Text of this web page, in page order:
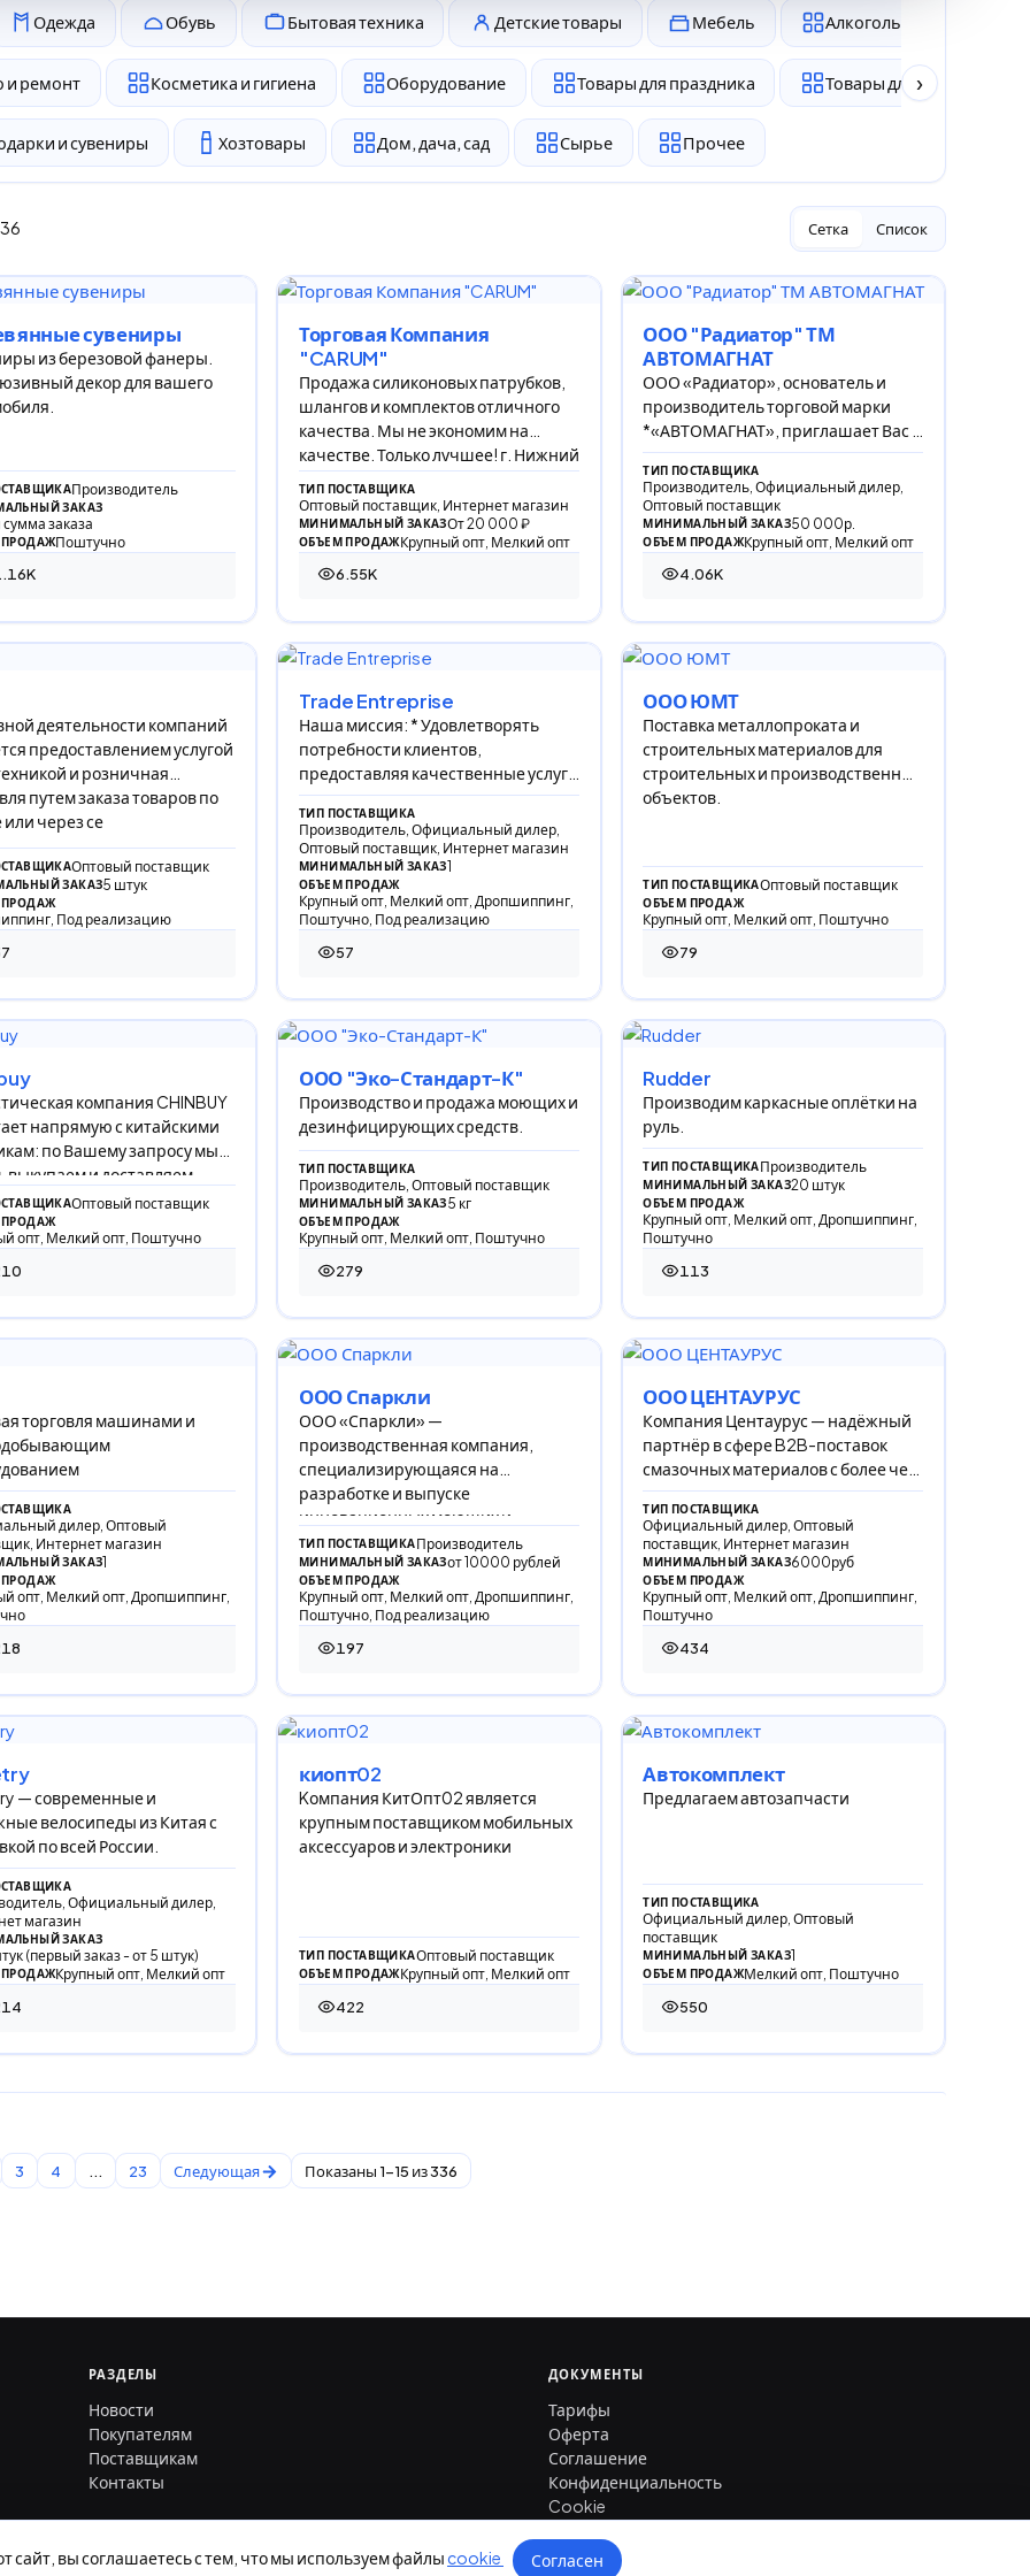
Одежда Обувь Бытовая техника Детские товары Мебель Алкоголь и табак
и ремонт Косметика и гигиена Оборудование Товары для праздника Товары для животных
и сувениры Хозтовары Дом, дача, сад Сырье Прочее
›
Сетка Список
сувениры
из березовой фанеры.
декор для вашего
Производитель
ЗАКАЗ
заказа
ПРОДАЖПоштучно
просмотров
Торговая Компания
"CARUM"
Продажа силиконовых патрубков,
шлангов и комплектов отличного
качества. Мы не экономим на
качестве. Только лучшее! г. Нижний
Новгород.
ТИП ПОСТАВЩИКА
Оптовый поставщик, Интернет магазин
МИНИМАЛЬНЫЙ ЗАКАЗОт 20 000 ₽
ОБЪЕМ ПРОДАЖКрупный опт, Мелкий опт
6.55K
6 554 просмотра
ООО "Радиатор" ТМ
АВТОМАГНАТ
ООО «Радиатор», основатель и
производитель торговой марки
*«АВТОМАГНАТ», приглашает Вас к
взаимовыгодному сотрудничеству!
ТИП ПОСТАВЩИКА
Производитель, Официальный дилер,
Оптовый поставщик
МИНИМАЛЬНЫЙ ЗАКАЗ50 000р.
ОБЪЕМ ПРОДАЖКрупный опт, Мелкий опт
4.06K
4 058 просмотров
деятельности компаний
предоставлением услугой
и розничная
путем заказа товаров по
или через се
Оптовый поставщик
ЗАКАЗ5 штук
ПРОДАЖ
Под реализацию
Trade Entreprise
Наша миссия: * Удовлетворять
потребности клиентов,
предоставляя качественные услуги
и продукцию.
ТИП ПОСТАВЩИКА
Производитель, Официальный дилер,
Оптовый поставщик, Интернет магазин
МИНИМАЛЬНЫЙ ЗАКАЗ1
ОБЪЕМ ПРОДАЖ
Крупный опт, Мелкий опт, Дропшиппинг,
Поштучно, Под реализацию
57
57 просмотров
ООО ЮМТ
Поставка металлопроката и
строительных материалов для
строительных и производственных
объектов.
ТИП ПОСТАВЩИКАОптовый поставщик
ОБЪЕМ ПРОДАЖ
Крупный опт, Мелкий опт, Поштучно
79
79 просмотров
компания CHINBUY
напрямую с китайскими
по Вашему запросу мы
и доставляем
из Китая в РОптовый поставщик
ПРОДАЖ
опт, Мелкий опт, Поштучно
ООО "Эко-Стандарт-К"
Производство и продажа моющих и
дезинфицирующих средств.
ТИП ПОСТАВЩИКА
Производитель, Оптовый поставщик
МИНИМАЛЬНЫЙ ЗАКАЗ5 кг
ОБЪЕМ ПРОДАЖ
Крупный опт, Мелкий опт, Поштучно
279
279 просмотров
Rudder
Производим каркасные оплётки на
руль.
ТИП ПОСТАВЩИКАПроизводитель
МИНИМАЛЬНЫЙ ЗАКАЗ20 штук
ОБЪЕМ ПРОДАЖ
Крупный опт, Мелкий опт, Дропшиппинг,
Поштучно
113
113 просмотров
торговля машинами и
дилер, Оптовый
Интернет магазин
ЗАКАЗ1
ПРОДАЖ
опт, Мелкий опт, Дропшиппинг,
ООО Спаркли
ООО «Спаркли» —
производственная компания,
специализирующаяся на
разработке и выпуске
инновационных моющих и
дезодорирующих средств для уход
ТИП ПОСТАВЩИКАПроизводитель
МИНИМАЛЬНЫЙ ЗАКАЗот 10000 рублей
ОБЪЕМ ПРОДАЖ
Крупный опт, Мелкий опт, Дропшиппинг,
Поштучно, Под реализацию
197
197 просмотров
ООО ЦЕНТАУРУС
Компания Центаурус — надёжный
партнёр в сфере B2B-поставок
смазочных материалов с более чем
13-летним опытом.
ТИП ПОСТАВЩИКА
Официальный дилер, Оптовый
поставщик, Интернет магазин
МИНИМАЛЬНЫЙ ЗАКАЗ6000руб
ОБЪЕМ ПРОДАЖ
Крупный опт, Мелкий опт, Дропшиппинг,
Поштучно
434
434 просмотра
— современные и
велосипеды из Китая с
по всей России.
Официальный дилер,
магазин
ЗАКАЗ
(первый заказ - от 5 штук)
ПРОДАЖКрупный опт, Мелкий опт
киопт02
Kомпания КитОпт02 является
крупным поставщиком мобильных
аксессуаров и электроники
ТИП ПОСТАВЩИКАОптовый поставщик
ОБЪЕМ ПРОДАЖКрупный опт, Мелкий опт
422
422 просмотра
Автокомплект
Предлагаем автозапчасти
ТИП ПОСТАВЩИКА
Официальный дилер, Оптовый
поставщик
МИНИМАЛЬНЫЙ ЗАКАЗ1
ОБЪЕМ ПРОДАЖМелкий опт, Поштучно
550
550 просмотров
3 4 ... 23 Следующая Показаны 1-15 из 336
РАЗДЕЛЫ
Новости
Покупателям
Поставщикам
Контакты
ДОКУМЕНТЫ
Тарифы
Оферта
Соглашение
Конфиденциальность
Cookie
сайт, вы соглашаетесь с тем, что мы используем файлы cookie Согласен